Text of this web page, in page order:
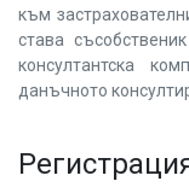
към
става
консултантска
данъчното